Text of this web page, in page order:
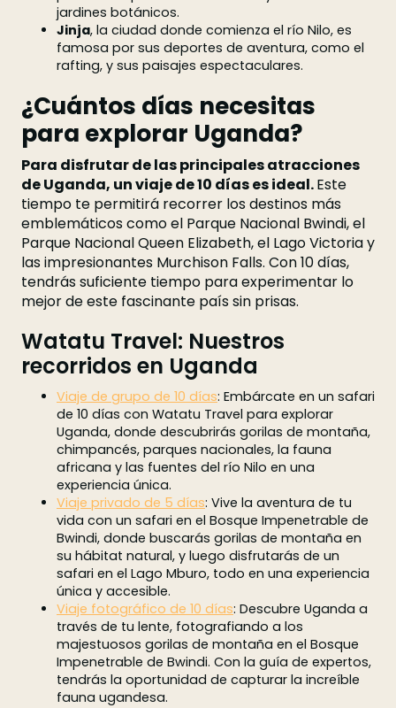
jardines botánicos.
Jinja, la ciudad donde comienza el río Nilo, es
famosa por sus deportes de aventura, como el
rafting, y sus paisajes espectaculares.
¿Cuántos días necesitas
para explorar Uganda?
Para disfrutar de las principales atracciones
de Uganda, un viaje de 10 días es ideal.Este
tiempo te permitirá recorrer los destinos más
emblemáticos como el Parque Nacional Bwindi, el
Parque Nacional Queen Elizabeth, el Lago Victoria y
las impresionantes Murchison Falls. Con 10 días,
tendrás suficiente tiempo para experimentar lo
mejor de este fascinante país sin prisas.
Watatu Travel: Nuestros
recorridos en Uganda
Viaje de grupo de 10 días: Embárcate en un safari
de 10 días con Watatu Travel para explorar
Uganda, donde descubrirás gorilas de montaña,
chimpancés, parques nacionales, la fauna
africana y las fuentes del río Nilo en una
experiencia única.
Viaje privado de 5 días: Vive la aventura de tu
vida con un safari en el Bosque Impenetrable de
Bwindi, donde buscarás gorilas de montaña en
su hábitat natural, y luego disfrutarás de un
safari en el Lago Mburo, todo en una experiencia
única y accesible.
Viaje fotográfico de 10 días: Descubre Uganda a
través de tu lente, fotografiando a los
majestuosos gorilas de montaña en el Bosque
Impenetrable de Bwindi. Con la guía de expertos,
tendrás la oportunidad de capturar la increíble
fauna ugandesa.